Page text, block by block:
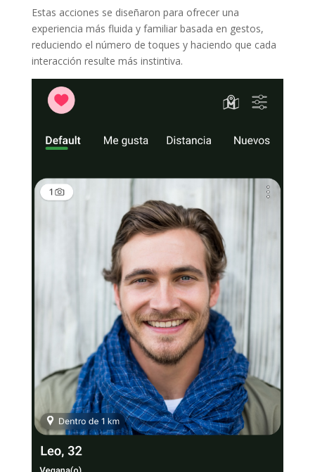
Estas acciones se diseñaron para ofrecer una
experiencia más fluida y familiar basada en gestos,
reduciendo el número de toques y haciendo que cada
interacción resulte más instintiva.